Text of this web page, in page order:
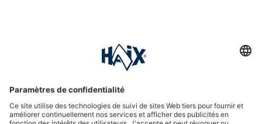
HAIX Group